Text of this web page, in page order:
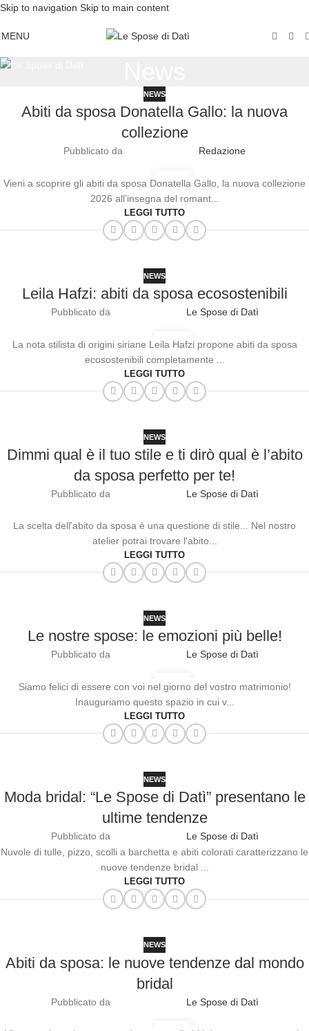
Skip to navigation Skip to main content
MENU
NEWS
Abiti da sposa Donatella Gallo: la nuova
collezione
Pubblicato da Redazione
21
AGO
Vieni a scoprire gli abiti da sposa Donatella Gallo, la nuova collezione
2026 all’insegna del romant...
LEGGI TUTTO
NEWS
Leila Hafzi: abiti da sposa ecosostenibili
Pubblicato da Le Spose di Datì
30
LUG
La nota stilista di origini siriane Leila Hafzi propone abiti da sposa
ecosostenibili completamente ...
LEGGI TUTTO
NEWS
Dimmi qual è il tuo stile e ti dirò qual è l’abito
da sposa perfetto per te!
Pubblicato da Le Spose di Datì
02
La scelta dell'abito da sposa è una questione di stile... Nel nostro
atelier potrai trovare l'abito...
LEGGI TUTTO
NEWS
Le nostre spose: le emozioni più belle!
Pubblicato da Le Spose di Datì
24
Siamo felici di essere con voi nel giorno del vostro matrimonio!
Inauguriamo questo spazio in cui v...
LEGGI TUTTO
NEWS
Moda bridal: “Le Spose di Datì” presentano le
ultime tendenze
Pubblicato da
Le Spose di Datì
Nuvole di tulle, pizzo, scolli a barchetta e abiti colorati caratterizzano le
nuove tendenze bridal ...
LEGGI TUTTO
NEWS
Abiti da sposa: le nuove tendenze dal mondo
bridal
Pubblicato da Le Spose di Datì